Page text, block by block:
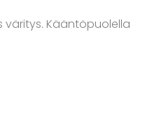
väritys. Kääntöpuolella